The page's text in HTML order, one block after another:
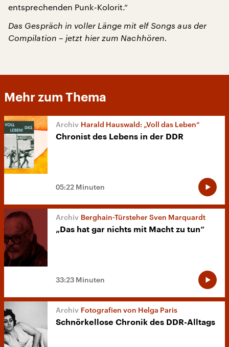
entsprechenden Punk-Kolorit.“
Das Gespräch in voller Länge mit elf Songs aus der
Compilation – jetzt hier zum Nachhören.
Mehr zum Thema
Harald Hauswald: „Voll das Leben“
Chronist des Lebens in der DDR
05:22 Minuten
Berghain-Türsteher Sven Marquardt
„Das hat gar nichts mit Macht zu tun“
33:23 Minuten
Fotografien von Helga Paris
Schnörkellose Chronik des DDR-Alltags